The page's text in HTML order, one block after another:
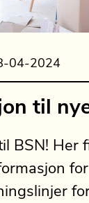
04-2024
til
BSN! Her